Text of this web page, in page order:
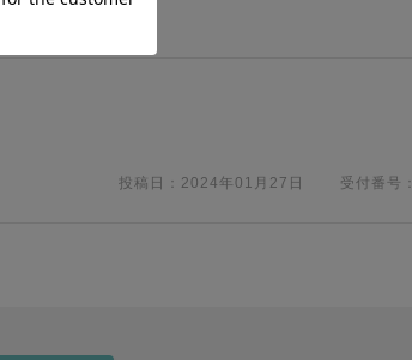
投稿日： 2024年01月27日 受付番号：